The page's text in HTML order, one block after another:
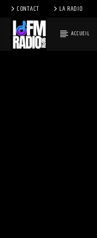
CONTACT LA RADIO
ACCUEIL